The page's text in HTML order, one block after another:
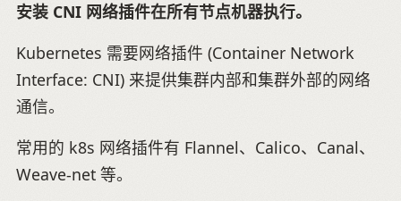
安装 CNI 网络插件在所有节点机器执行。
Kubernetes 需要网络插件 (Container Network
Interface: CNI) 来提供集群内部和集群外部的网络
通信。
常用的 k8s 网络插件有 Flannel、Calico、Canal、
Weave-net 等。